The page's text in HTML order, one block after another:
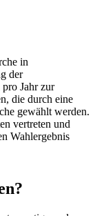
in
der
Jahr zur
die durch eine
gewählt werden.
vertreten und
Wahlergebnis